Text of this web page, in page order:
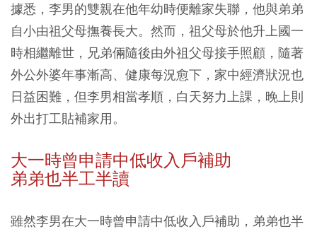
據悉，李男的雙親在他年幼時便離家失聯，他與弟弟
自小由祖父母撫養長大。然而，祖父母於他升上國一
時相繼離世，兄弟倆隨後由外祖父母接手照顧，隨著
外公外婆年事漸高、健康每況愈下，家中經濟狀況也
日益困難，但李男相當孝順，白天努力上課，晚上則
外出打工貼補家用。
大一時曾申請中低收入戶補助
弟弟也半工半讀
雖然李男在大一時曾申請中低收入戶補助，弟弟也半